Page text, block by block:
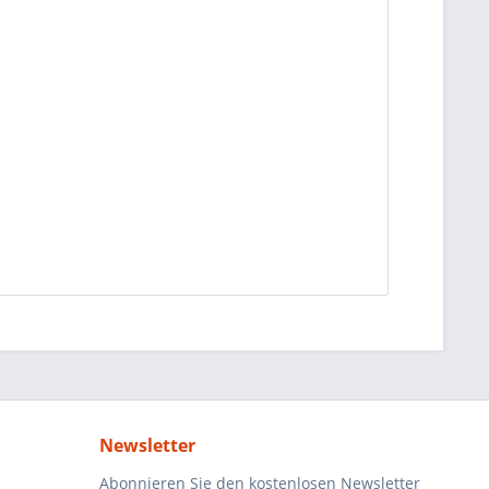
Newsletter
Abonnieren Sie den kostenlosen Newsletter